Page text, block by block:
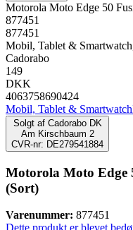
Motorola Moto Edge 50
877451
877451
Mobil, Tablet &
Cadorabo
149
DKK
4063758690424
Mobil, Tablet & Smartwatch
Solgt af Cadorabo DK
Am Kirschbaum 2
CVR-nr: DE279541884
Motorola Moto Edge
(Sort)
Varenummer: 877451